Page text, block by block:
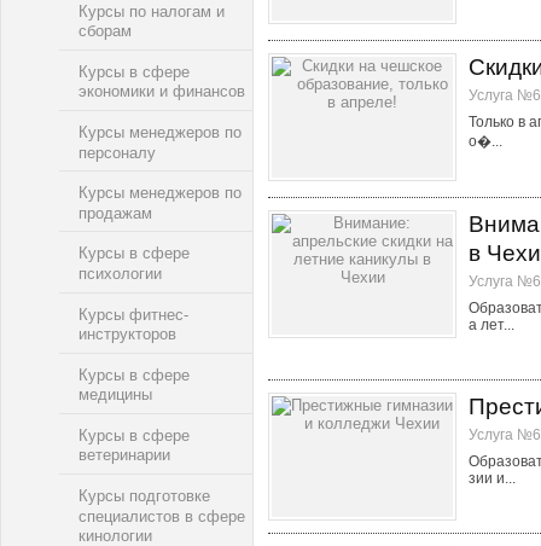
Курсы по налогам и
сборам
Курсы в сфере
экономики и финансов
Курсы менеджеров по
персоналу
Курсы менеджеров по
продажам
Курсы в сфере
психологии
Курсы фитнес-
инструкторов
Курсы в сфере
медицины
Курсы в сфере
ветеринарии
Курсы подготовке
специалистов в сфере
кинологии
Услуга
Только в
о�...
в
Услуга
а лет...
Услуга
зии и...